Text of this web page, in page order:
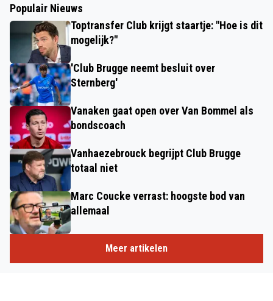
Populair Nieuws
Toptransfer Club krijgt staartje: "Hoe is dit
mogelijk?"
'Club Brugge neemt besluit over
Sternberg'
Vanaken gaat open over Van Bommel als
bondscoach
Vanhaezebrouck begrijpt Club Brugge
totaal niet
Marc Coucke verrast: hoogste bod van
allemaal
Meer artikelen